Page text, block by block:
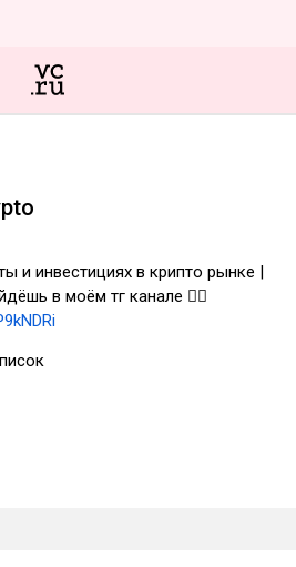
и инвестициях в крипто рынке |
в моём тг канале 👉🏻